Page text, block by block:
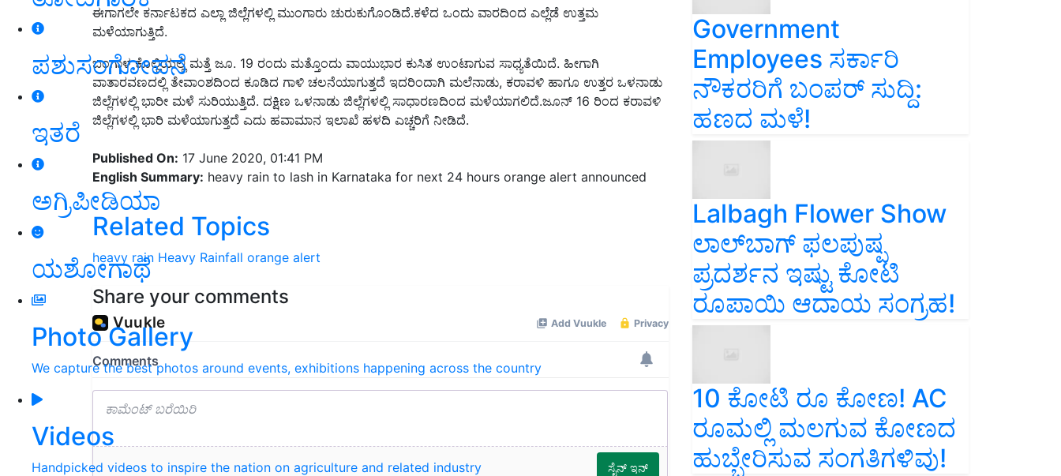
ಪಶುಸಂಗೋಪನೆ
ಇತರೆ
ಅಗ್ರಿಪೀಡಿಯಾ
ಯಶೋಗಾಥೆ
Photo Gallery
We capture the best photos around events, exhibitions happening across the country
Videos
Handpicked videos to inspire the nation on agriculture and related industry
ಈಗಾಗಲೇ ಕರ್ನಾಟಕದ ಎಲ್ಲಾ ಜಿಲ್ಲೆಗಳಲ್ಲಿ ಮುಂಗಾರು ಚುರುಕುಗೊಂಡಿದೆ.ಕಳೆದ ಒಂದು ವಾರದಿಂದ ಎಲ್ಲೆಡೆ ಉತ್ತಮ
ಮಳೆಯಾಗುತ್ತಿದೆ.
ಬಂಗಾಳ ಕೊಲ್ಲಿಯಲ್ಲಿ ಮತ್ತೆ ಜೂ. 19 ರಂದು ಮತ್ತೊಂದು ವಾಯುಭಾರ ಕುಸಿತ ಉಂಟಾಗುವ ಸಾಧ್ಯತೆಯಿದೆ. ಹೀಗಾಗಿ
ವಾತಾರವಣದಲ್ಲಿ ತೇವಾಂಶದಿಂದ ಕೂಡಿದ ಗಾಳಿ ಚಲನೆಯಾಗುತ್ತದೆ ಇದರಿಂದಾಗಿ ಮಲೆನಾಡು, ಕರಾವಳಿ ಹಾಗೂ ಉತ್ತರ ಒಳನಾಡು
ಜಿಲ್ಲೆಗಳಲ್ಲಿ ಭಾರೀ ಮಳೆ ಸುರಿಯುತ್ತಿದೆ. ದಕ್ಷಿಣ ಒಳನಾಡು ಜಿಲ್ಲೆಗಳಲ್ಲಿ ಸಾಧಾರಣದಿಂದ ಮಳೆಯಾಗಲಿದೆ.ಜೂನ್ 16 ರಿಂದ ಕರಾವಳಿ
ಜಿಲ್ಲೆಗಳಲ್ಲಿ ಭಾರಿ ಮಳೆಯಾಗುತ್ತದೆ ಎದು ಹವಾಮಾನ ಇಲಾಖೆ ಹಳದಿ ಎಚ್ಚರಿಗೆ ನೀಡಿದೆ.
Published On: 17 June 2020, 01:41 PM
English Summary: heavy rain to lash in Karnataka for next 24 hours orange alert announced
Related Topics
heavy rain Heavy Rainfall orange alert
Share your comments
Government
Employees ಸರ್ಕಾರಿ
ನೌಕರರಿಗೆ ಬಂಪರ್‌ ಸುದ್ದಿ:
ಹಣದ ಮಳೆ!
Lalbagh Flower Show
ಲಾಲ್‌ಬಾಗ್ ಫಲಪುಷ್ಪ
ಪ್ರದರ್ಶನ ಇಷ್ಟು ಕೋಟಿ
ರೂಪಾಯಿ ಆದಾಯ ಸಂಗ್ರಹ!
10 ಕೋಟಿ ರೂ ಕೋಣ! AC
ರೂಮಲ್ಲಿ ಮಲಗುವ ಕೋಣದ
ಹುಬ್ಬೇರಿಸುವ ಸಂಗತಿಗಳಿವು!